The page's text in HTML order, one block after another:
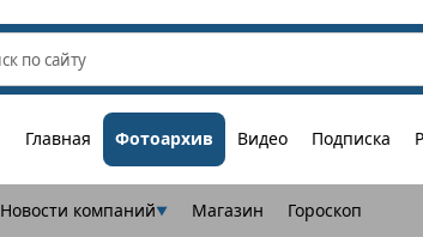
Главная Фотоархив Видео Подписка
Новости компаний▼ Магазин Гороскоп